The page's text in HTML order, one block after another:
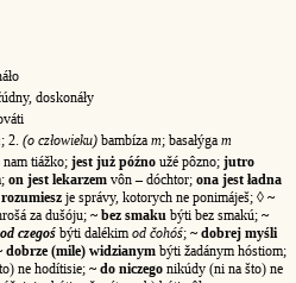
doskonáły
; 2. (o człowieku) bambíza m; basałýga m
nam tiážko; jest już późno užé pôzno; jutro
on jest lekarzem vôn – dóchtor; ona jest ładna
je správy, kotorych ne ponimáješ; ◊ ~
za dušóju; ~ bez smaku býti bez smakú; ~
od czegoś býti dalékim od čohóś; ~ dobrej myśli
dobrze (mile) widzianym býti žadánym hóstiom;
ne hodítisie; ~ do niczego nikúdy (ni na što) ne